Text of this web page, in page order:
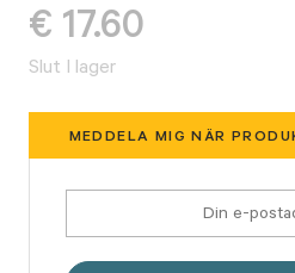
€ 17.60
Slut I lager
MEDDELA MIG NÄR